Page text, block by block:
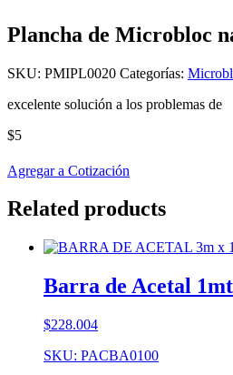
Plancha de Microbloc
SKU: PMIPL0020 Categorías:
excelente solución a los problemas de
$5
Agregar a Cotización
Related products
Barra de Acetal
$228.004
SKU: PACBA0100